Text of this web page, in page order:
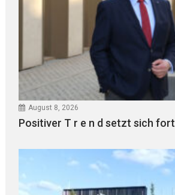
August 8, 2026
Positiver T r e n d setzt sich fort